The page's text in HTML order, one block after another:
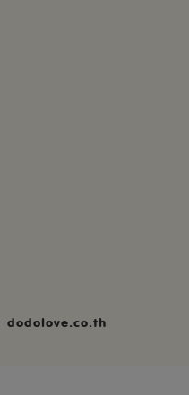
dodolove.co.th